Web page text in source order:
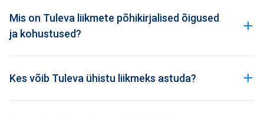
Mis on Tuleva liikmete põhikirjalised õigused
ja kohustused?
Kes võib Tuleva ühistu liikmeks astuda?